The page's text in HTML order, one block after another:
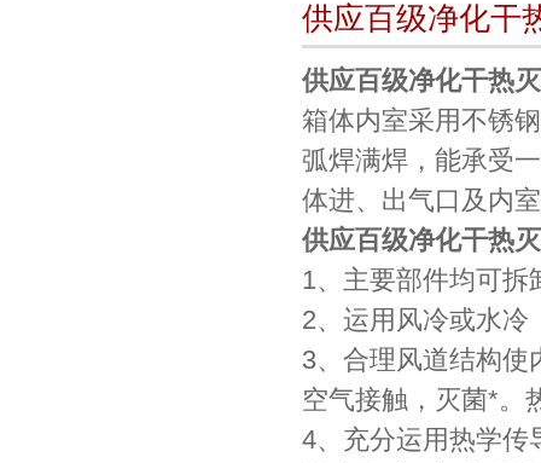
供应百级净化干
供应百级净化干热
箱体内室采用不锈
弧焊满焊，能承受
体进、出气口及内
供应百级净化干热
1、主要部件均可拆
2、运用风冷或水冷
3、合理风道结构使
空气接触，灭菌*。
4、充分运用热学传